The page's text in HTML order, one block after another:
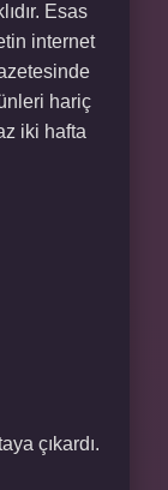
Esas
internet
hariç
iki hafta
çıkardı.